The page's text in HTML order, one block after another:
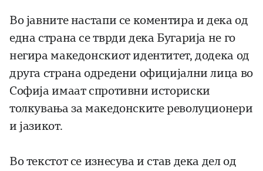
Во јавните настапи се коментира и дека од
една страна се тврди дека Бугарија не го
негира македонскиот идентитет, додека од
друга страна одредени официјални лица во
Софија имаат спротивни историски
толкувања за македонските револуционери
и јазикот.
Во текстот се изнесува и став дека дел од